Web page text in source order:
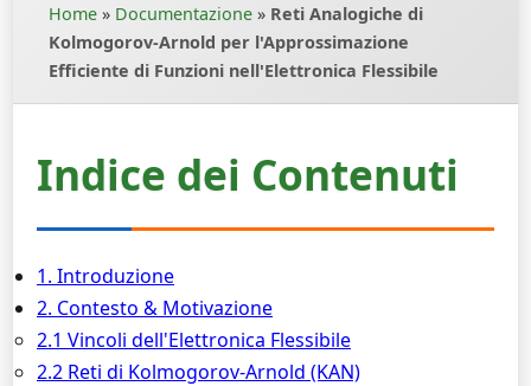
Home » Documentazione » Reti Analogiche di
Kolmogorov-Arnold per l'Approssimazione
Efficiente di Funzioni nell'Elettronica Flessibile
Indice dei Contenuti
1. Introduzione
2. Contesto & Motivazione
2.1 Vincoli dell'Elettronica Flessibile
2.2 Reti di Kolmogorov-Arnold (KAN)